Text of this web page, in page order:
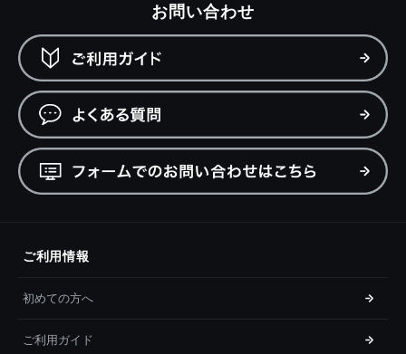
お問い合わせ
ご利用情報
初めての方へ
ご利用ガイド